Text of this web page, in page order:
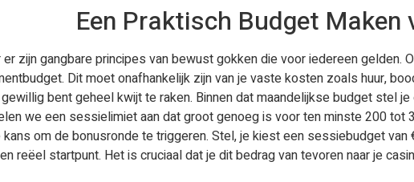
Een Praktisch Budget
zijn gangbare principes van bewust gokken die voor iedereen gelden.
Dit moet onafhankelijk zijn van je vaste kosten zoals huur,
bent geheel kwijt te raken. Binnen dat maandelijkse budget stel
we een sessielimiet aan dat groot genoeg is voor ten minste 200
om de bonusronde te triggeren. Stel, je kiest een sessiebudget
reëel startpunt. Het is cruciaal dat je dit bedrag van tevoren naar je